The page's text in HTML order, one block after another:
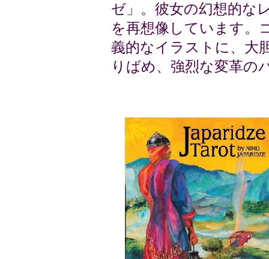
ゼ」。彼女の幻想的な
を再想像しています。
義的なイラストに、大
りばめ、強烈な変革の